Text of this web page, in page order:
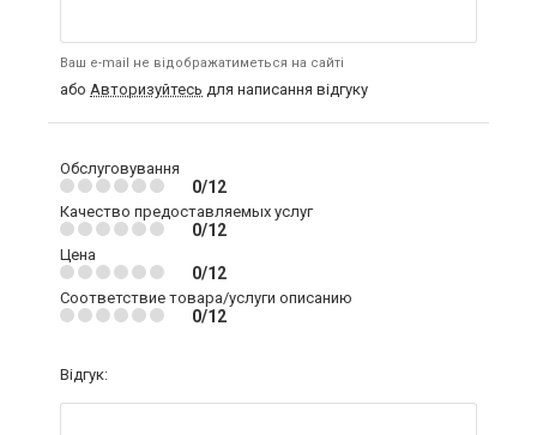
Ваш e-mail не відображатиметься на сайті
або Авторизуйтесь для написання відгуку
Обслуговування
0/12
Качество предоставляемых услуг
0/12
Цена
0/12
Соответствие товара/услуги описанию
0/12
Відгук: